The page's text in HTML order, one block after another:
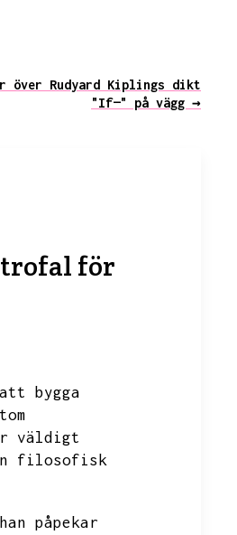
över Rudyard Kiplings dikt
"If—" på vägg →
för
bygga
väldigt
filosofisk
påpekar